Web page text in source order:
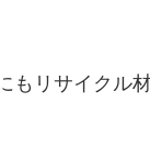
リサイクル